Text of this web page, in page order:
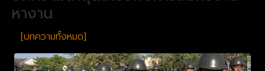
หางาน
[บทความทั้งหมด]